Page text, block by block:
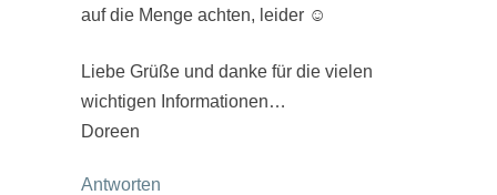
auf die Menge achten, leider ☺️
Liebe Grüße und danke für die vielen
wichtigen Informationen…
Doreen
Antworten